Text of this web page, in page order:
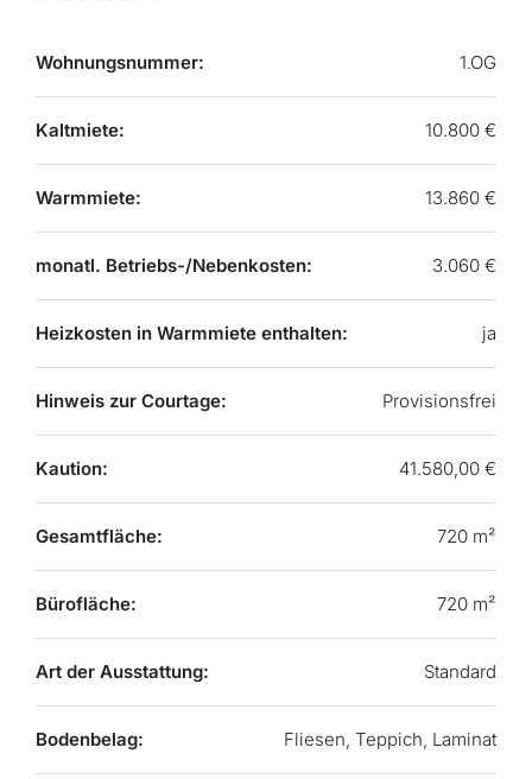
Wohnungsnummer: 1.OG
Kaltmiete: 10.800 €
Warmmiete: 13.860 €
monatl. Betriebs-/Nebenkosten: 3.060 €
Heizkosten in Warmmiete enthalten: ja
Hinweis zur Courtage: Provisionsfrei
Kaution: 41.580,00 €
Gesamtfläche: 720 m²
Bürofläche: 720 m²
Art der Ausstattung: Standard
Bodenbelag: Fliesen, Teppich, Laminat